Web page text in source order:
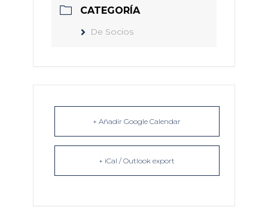
CATEGORÍA
De Socios
+ Añadir Google Calendar
+ iCal / Outlook export